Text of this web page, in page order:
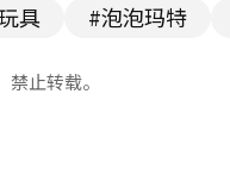
具 #泡泡玛特
止转载。